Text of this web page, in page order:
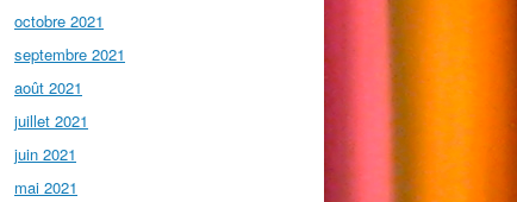
octobre 2021
septembre 2021
août 2021
juillet 2021
juin 2021
mai 2021